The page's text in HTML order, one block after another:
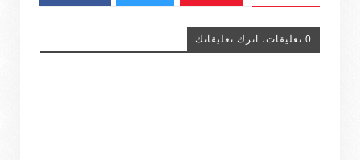
0 تعليقات، اترك تعليقاتك